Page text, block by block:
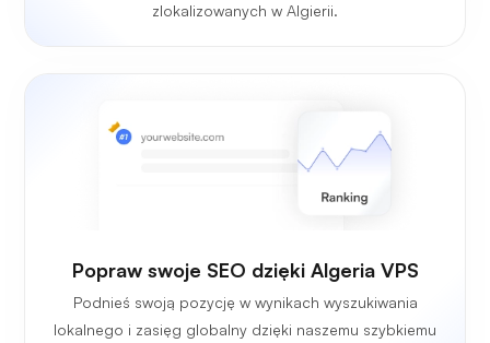
zlokalizowanych w Algierii.
Popraw swoje SEO dzięki Algeria VPS
Podnieś swoją pozycję w wynikach wyszukiwania
lokalnego i zasięg globalny dzięki naszemu szybkiemu